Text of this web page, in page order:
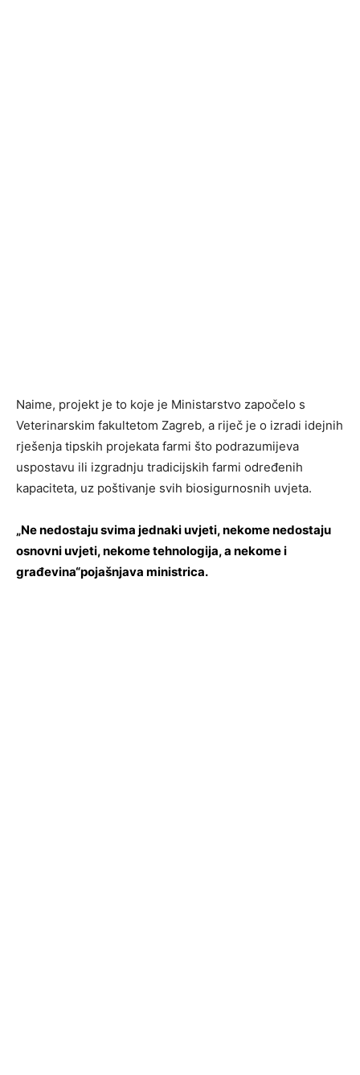
Naime, projekt je to koje je Ministarstvo započelo s
Veterinarskim fakultetom Zagreb, a riječ je o izradi idejnih
rješenja tipskih projekata farmi što podrazumijeva
uspostavu ili izgradnju tradicijskih farmi određenih
kapaciteta, uz poštivanje svih biosigurnosnih uvjeta.
„Ne nedostaju svima jednaki uvjeti, nekome nedostaju
osnovni uvjeti, nekome tehnologija, a nekome i
građevina“pojašnjava ministrica.